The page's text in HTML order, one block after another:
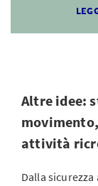
Altre idee:
attività
Dalla